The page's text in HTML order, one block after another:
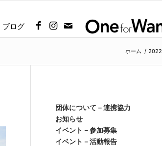
ブログ
ホーム / 2022
団体について－連携協力
お知らせ
イベント－参加募集
イベント－活動報告